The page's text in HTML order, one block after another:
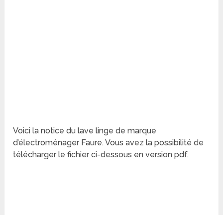
Voici la notice du lave linge de marque
d’électroménager Faure. Vous avez la possibilité de
télécharger le fichier ci-dessous en version pdf.